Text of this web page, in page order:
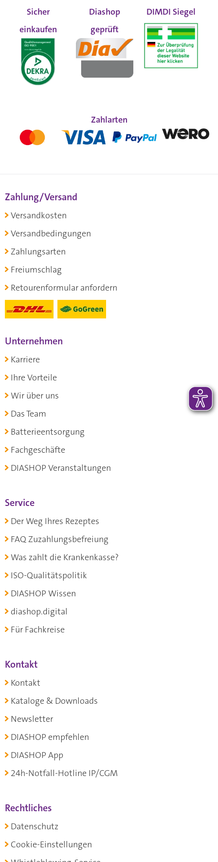
Sicher
einkaufen
Diashop
geprüft
DIMDI Siegel
Zahlarten
Zahlung/Versand
Versandkosten
Versandbedingungen
Zahlungsarten
Freiumschlag
Retourenformular anfordern
Unternehmen
Karriere
Ihre Vorteile
Wir über uns
Das Team
Batterieentsorgung
Fachgeschäfte
DIASHOP Veranstaltungen
Service
Der Weg Ihres Rezeptes
FAQ Zuzahlungsbefreiung
Was zahlt die Krankenkasse?
ISO-Qualitätspolitik
DIASHOP Wissen
diashop.digital
Für Fachkreise
Kontakt
Kontakt
Kataloge & Downloads
Newsletter
DIASHOP empfehlen
DIASHOP App
24h-Notfall-Hotline IP/CGM
Rechtliches
Datenschutz
Cookie-Einstellungen